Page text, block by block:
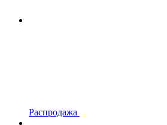
Распродажа